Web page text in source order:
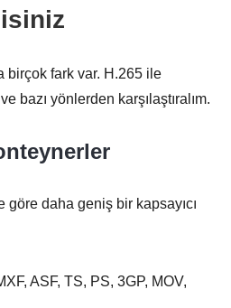
birçok fark var. H.265 ile
bazı yönlerden karşılaştıralım.
daha geniş bir kapsayıcı
ASF, TS, PS, 3GP, MOV,